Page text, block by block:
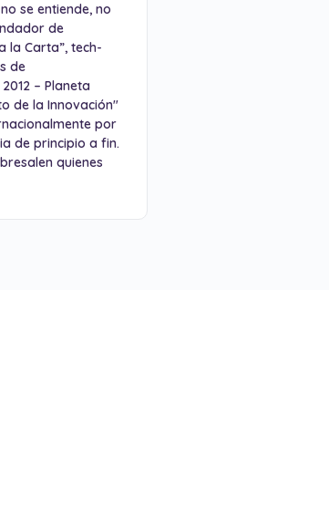
se entiende, no
de
la Carta”, tech-
de
– Planeta
de la Innovación"
por
de principio a fin.
quienes